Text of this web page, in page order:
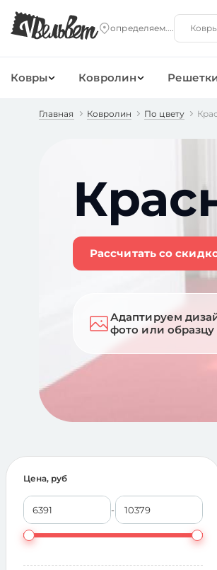
Ковры Ковролин
Главная Ковролин По цвету
Рассчитать со
Адаптируем
фото или образцу
Цена, руб
-